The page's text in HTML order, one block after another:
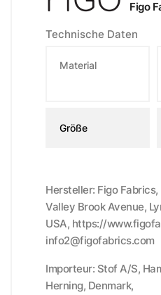
Figo
Technische Daten
Material
Größe
Hersteller: Figo
Valley Brook Avenue,
USA, https://
info2@figofabrics.com
Importeur: Stof A/S,
Herning, Denmark,